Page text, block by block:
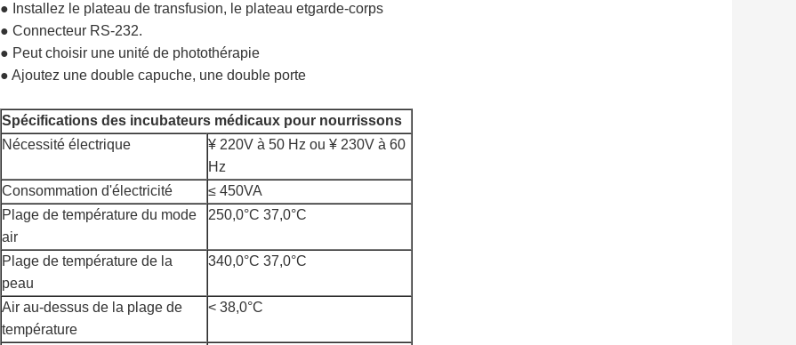
● Installez le plateau de transfusion, le plateau etgarde-corps
● Connecteur RS-232.
● Peut choisir une unité de photothérapie
● Ajoutez une double capuche, une double porte
Spécifications des incubateurs médicaux pour nourrissons
Nécessité électrique
¥ 220V à 50 Hz ou ¥ 230V à 60
Hz
Consommation d'électricité
≤ 450VA
Plage de température du mode
air
250,0°C 37,0°C
Plage de température de la
peau
340,0°C 37,0°C
Air au-dessus de la plage de
température
< 38,0°C